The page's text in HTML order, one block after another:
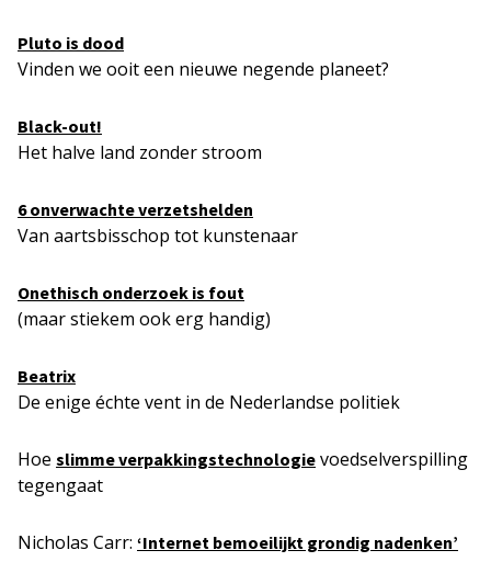
Pluto is dood
Vinden we ooit een nieuwe negende planeet?
Black-out!
Het halve land zonder stroom
6 onverwachte verzetshelden
Van aartsbisschop tot kunstenaar
Onethisch onderzoek is fout
(maar stiekem ook erg handig)
Beatrix
De enige échte vent in de Nederlandse politiek
Hoe slimme verpakkingstechnologie voedselverspilling
tegengaat
Nicholas Carr: ‘Internet bemoeilijkt grondig nadenken’